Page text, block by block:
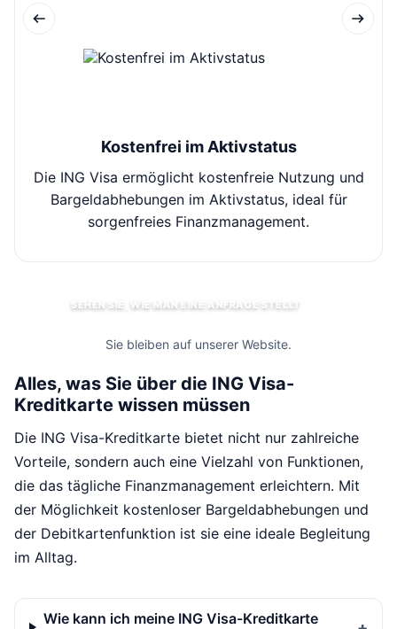
Kostenfrei im Aktivstatus
Die ING Visa ermöglicht kostenfreie Nutzung und
Bargeldabhebungen im Aktivstatus, ideal für
sorgenfreies Finanzmanagement.
SEHEN SIE, WIE MAN EINE ANFRAGE STELLT
Sie bleiben auf unserer Website.
Alles, was Sie über die ING Visa-
Kreditkarte wissen müssen
Die ING Visa-Kreditkarte bietet nicht nur zahlreiche
Vorteile, sondern auch eine Vielzahl von Funktionen,
die das tägliche Finanzmanagement erleichtern. Mit
der Möglichkeit kostenloser Bargeldabhebungen und
der Debitkartenfunktion ist sie eine ideale Begleitung
im Alltag.
Wie kann ich meine ING Visa-Kreditkarte